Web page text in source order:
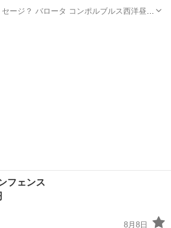
ージ？ バロータ コンポルブルス西洋昼顔
フェンス
8月8日